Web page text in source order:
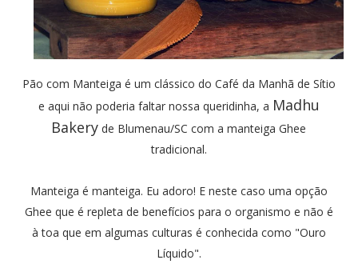
Pão com Manteiga é um clássico do Café da Manhã de Sítio
e aqui não poderia faltar nossa queridinha, a Madhu
Bakery de Blumenau/SC com a manteiga Ghee
tradicional.
Manteiga é manteiga. Eu adoro! E neste caso uma opção
Ghee que é repleta de benefícios para o organismo e não é
à toa que em algumas culturas é conhecida como "Ouro
Líquido".